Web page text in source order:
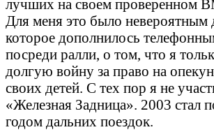
лучших на своем проверенном
Для меня это было невероятным
которое дополнилось
посреди ралли, о том, что я
долгую войну за право на
своих детей. С тех пор я не
«Железная Задница». 2003 стал
годом дальних поездок.